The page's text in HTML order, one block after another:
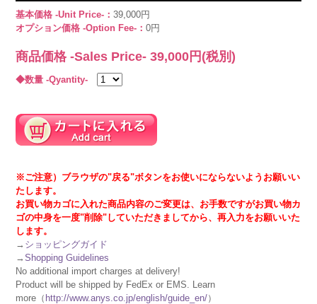
基本価格 -Unit Price-：39,000円
オプション価格 -Option Fee-：0円
商品価格 -Sales Price-39,000 円(税別)
◆数量 -Qyantity-
※ご注意）ブラウザの"戻る"ボタンをお使いにならないようお願いい
たします。
お買い物カゴに入れた商品内容のご変更は、お手数ですがお買い物カ
ゴの中身を一度"削除"していただきましてから、再入力をお願いいた
します。
→ ショッピングガイド
→Shopping Guidelines
No additional import charges at delivery!
Product will be shipped by FedEx or EMS. Learn
more（ http://www.anys.co.jp/english/guide_en/）